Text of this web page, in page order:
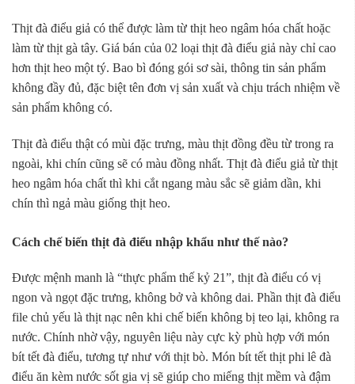
Thịt đà điểu giả có thể được làm từ thịt heo ngâm hóa chất hoặc
làm từ thịt gà tây. Giá bán của 02 loại thịt đà điểu giả này chỉ cao
hơn thịt heo một tý. Bao bì đóng gói sơ sài, thông tin sản phẩm
không đầy đủ, đặc biệt tên đơn vị sản xuất và chịu trách nhiệm về
sản phẩm không có.
Thịt đà điểu thật có mùi đặc trưng, màu thịt đồng đều từ trong ra
ngoài, khi chín cũng sẽ có màu đồng nhất. Thịt đà điểu giả từ thịt
heo ngâm hóa chất thì khi cắt ngang màu sắc sẽ giảm dần, khi
chín thì ngả màu giống thịt heo.
Cách chế biến thịt đà điểu nhập khẩu như thế nào?
Được mệnh manh là “thực phẩm thế kỷ 21”, thịt đà điểu có vị
ngon và ngọt đặc trưng, không bở và không dai. Phần thịt đà điểu
file chủ yếu là thịt nạc nên khi chế biến không bị teo lại, không ra
nước. Chính nhờ vậy, nguyên liệu này cực kỳ phù hợp với món
bít tết đà điểu, tương tự như với thịt bò. Món bít tết thịt phi lê đà
điểu ăn kèm nước sốt gia vị sẽ giúp cho miếng thịt mềm và đậm